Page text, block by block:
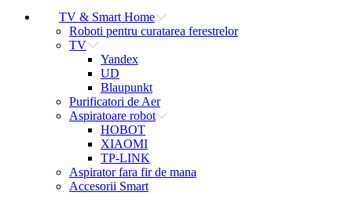
TV & Smart Home
Roboti pentru curatarea ferestrelor
TV
Yandex
UD
Blaupunkt
Purificatori de Aer
Aspiratoare robot
HOBOT
XIAOMI
TP-LINK
Aspirator fara fir de mana
Accesorii Smart